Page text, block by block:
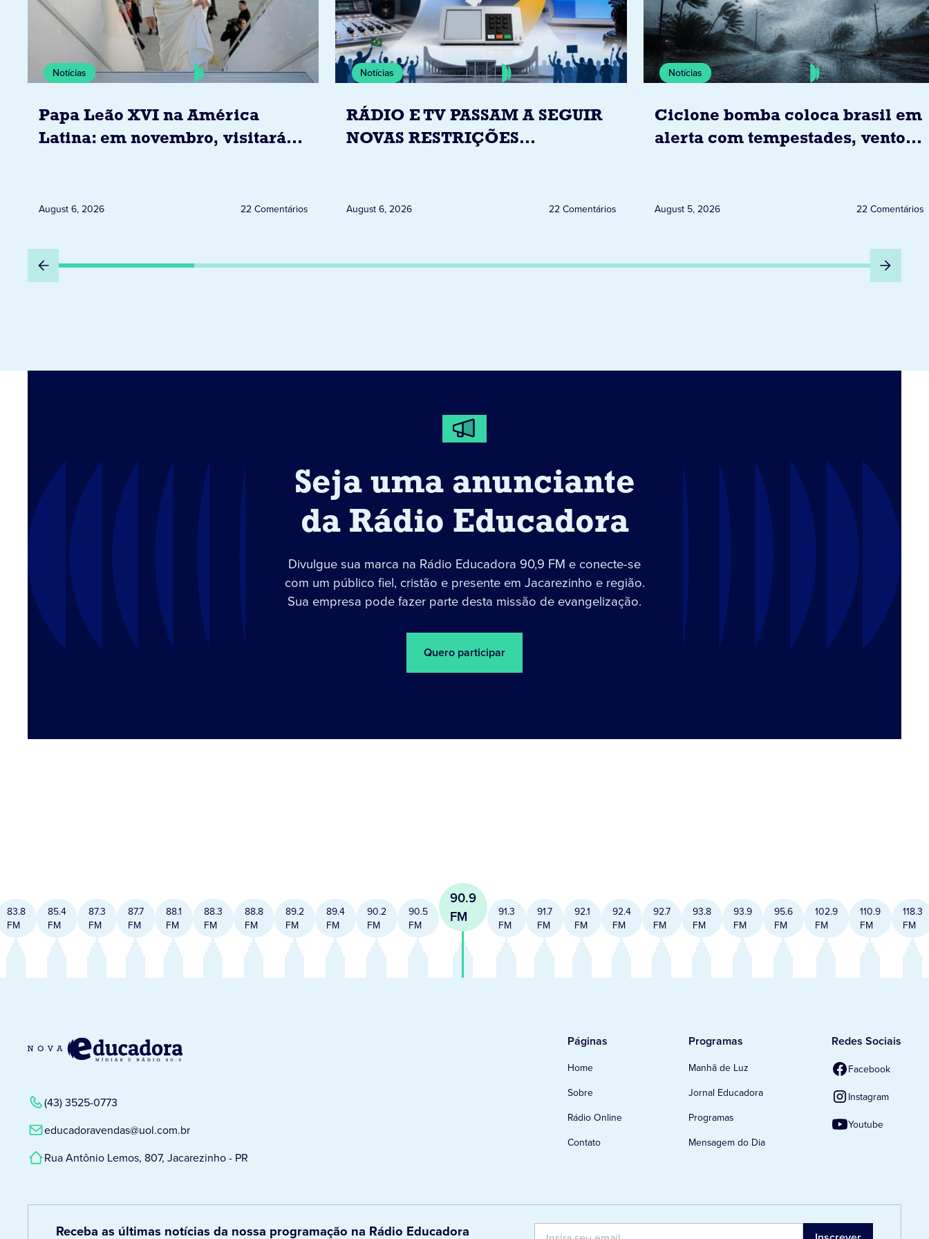
Notícias
Papa Leão XVI na América
Latina: em novembro, visitará
August 6, 2026 22 Comentários
Notícias
RÁDIO E TV PASSAM A SEGUIR
NOVAS RESTRIÇÕES
August 6, 2026 22 Comentários
Notícias
Ciclone bomba coloca brasil em
alerta com tempestades, ventos
August 5, 2026 22 Comentários
Seja uma anunciante
da Rádio Educadora
Divulgue sua marca na Rádio Educadora 90,9 FM e conecte-se
com um público fiel, cristão e presente em Jacarezinho e região.
Sua empresa pode fazer parte desta missão de evangelização.
Quero participar
83.8
FM
85.4
FM
87.3
FM
87.7
FM
88.1
FM
88.3
FM
88.8
FM
89.2
FM
89.4
FM
90.2
FM
90.5
FM
90.9
FM
91.3
FM
91.7
FM
92.1
FM
92.4
FM
92.7
FM
93.8
FM
93.9
FM
95.6
FM
102.9
FM
110.9
FM
118.3
FM
(43) 3525-0773
educadoravendas@uol.com.br
Rua Antônio Lemos, 807, Jacarezinho - PR
Páginas
Home
Sobre
Rádio Online
Contato
Programas
Manhã de Luz
Jornal Educadora
Programas
Mensagem do Dia
Redes Sociais
Facebook
Instagram
Youtube
Receba as últimas notícias da nossa programação na Rádio Educadora